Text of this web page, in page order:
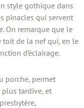
style gothique dans
pinacles qui servent
On remarque que le
de la nef qui, en le
d’éclairage.
porche, permet
plus tardive, et